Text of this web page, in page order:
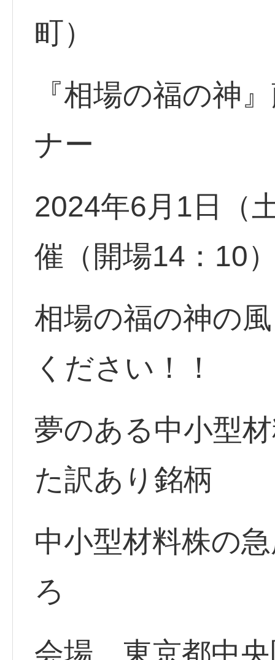
町）
『相場の福の神
ナー
2024年6月1日（
催（開場14：10
相場の福の神の
ください！！
夢のある中小型
た訳あり銘柄
中小型材料株の
ろ
会場 東京都中央